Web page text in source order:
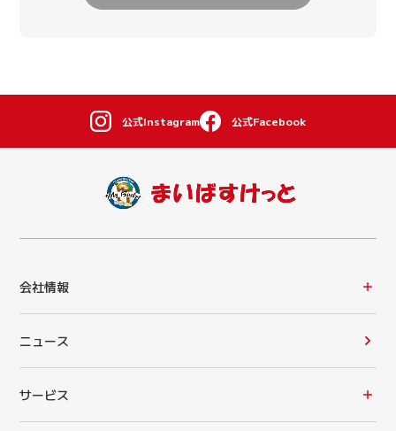
公式Instagram 公式Facebook
会社情報
ニュース
サービス